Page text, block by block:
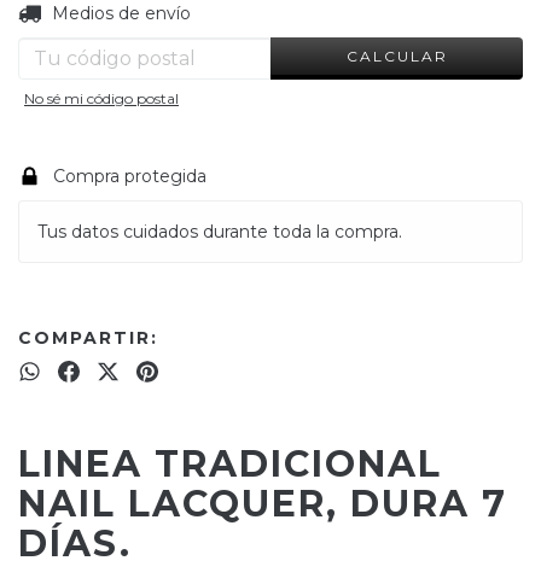
Entregas para el CP:
Medios de envío
CALCULAR
No sé mi código postal
Compra protegida
Tus datos cuidados durante toda la compra.
COMPARTIR:
LINEA TRADICIONAL
NAIL LACQUER, DURA 7
DÍAS.